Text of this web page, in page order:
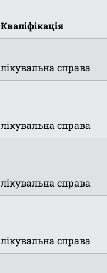
Кваліфікація
лікувальна справа
лікувальна справа
лікувальна справа
лікувальна справа